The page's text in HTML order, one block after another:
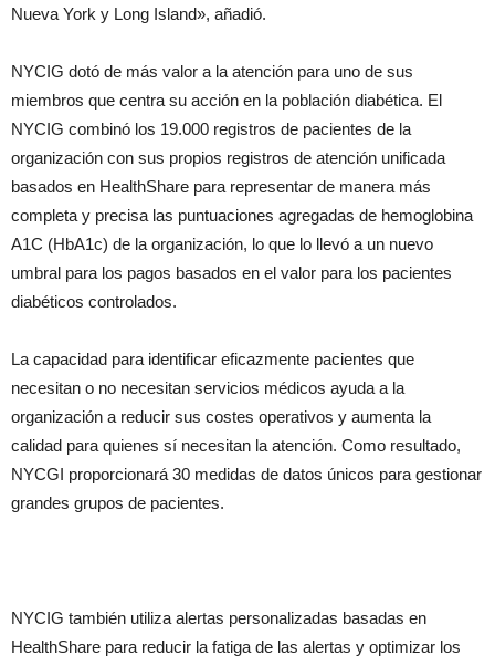
Nueva York y Long Island», añadió.
NYCIG dotó de más valor a la atención para uno de sus
miembros que centra su acción en la población diabética. El
NYCIG combinó los 19.000 registros de pacientes de la
organización con sus propios registros de atención unificada
basados en HealthShare para representar de manera más
completa y precisa las puntuaciones agregadas de hemoglobina
A1C (HbA1c) de la organización, lo que lo llevó a un nuevo
umbral para los pagos basados en el valor para los pacientes
diabéticos controlados.
La capacidad para identificar eficazmente pacientes que
necesitan o no necesitan servicios médicos ayuda a la
organización a reducir sus costes operativos y aumenta la
calidad para quienes sí necesitan la atención. Como resultado,
NYCGI proporcionará 30 medidas de datos únicos para gestionar
grandes grupos de pacientes.
NYCIG también utiliza alertas personalizadas basadas en
HealthShare para reducir la fatiga de las alertas y optimizar los